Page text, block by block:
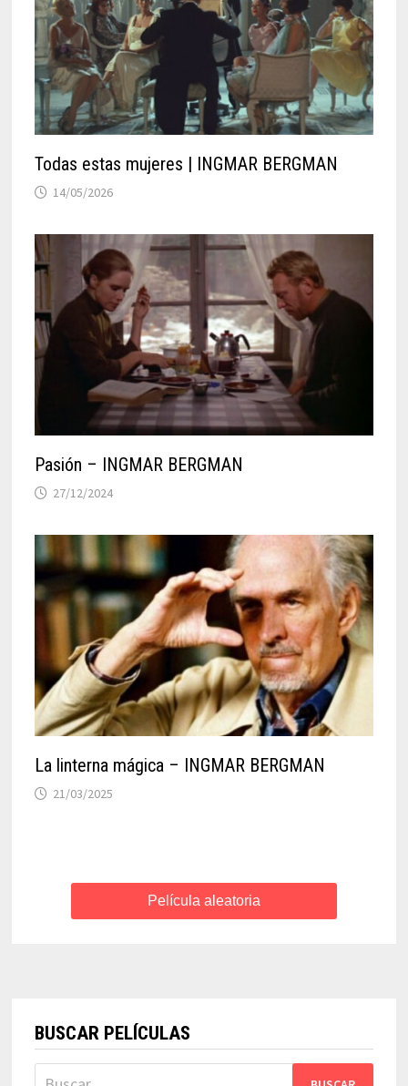
Todas estas mujeres | INGMAR BERGMAN
14/05/2026
Pasión – INGMAR BERGMAN
27/12/2024
La linterna mágica – INGMAR BERGMAN
21/03/2025
Película aleatoria
BUSCAR PELÍCULAS
Buscar: